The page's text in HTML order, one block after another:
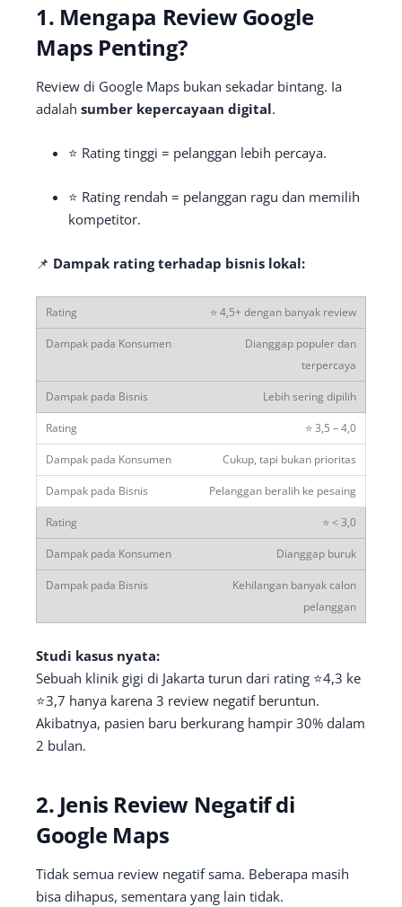
1. Mengapa Review Google
Maps Penting?
Review di Google Maps bukan sekadar bintang. Ia
adalah sumber kepercayaan digital.
⭐ Rating tinggi = pelanggan lebih percaya.
⭐ Rating rendah = pelanggan ragu dan memilih
kompetitor.
📌 Dampak rating terhadap bisnis lokal:
⭐ 4,5+ dengan banyak review
Dianggap populer dan
terpercaya
Lebih sering dipilih
⭐ 3,5 – 4,0
Cukup, tapi bukan prioritas
Pelanggan beralih ke pesaing
⭐ < 3,0
Dianggap buruk
Kehilangan banyak calon
pelanggan
Studi kasus nyata:
Sebuah klinik gigi di Jakarta turun dari rating ⭐4,3 ke
⭐3,7 hanya karena 3 review negatif beruntun.
Akibatnya, pasien baru berkurang hampir 30% dalam
2 bulan.
2. Jenis Review Negatif di
Google Maps
Tidak semua review negatif sama. Beberapa masih
bisa dihapus, sementara yang lain tidak.